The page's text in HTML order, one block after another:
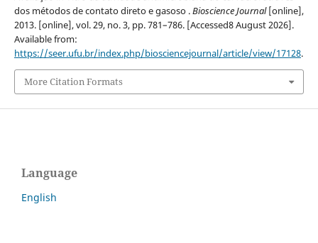
dos métodos de contato direto e gasoso .Bioscience Journal[online],
2013. [online], vol. 29, no. 3, pp. 781–786. [Accessed8 August 2026].
Available from:
https://seer.ufu.br/index.php/biosciencejournal/article/view/17128.
More Citation Formats
Language
English